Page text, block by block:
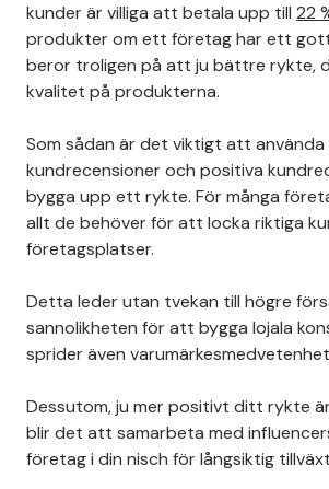
kunder är villiga att betala upp till 22
produkter om ett företag har ett
beror troligen på att ju bättre rykte,
kvalitet på produkterna.
Som sådan är det viktigt att använda
kundrecensioner och positiva
bygga upp ett rykte. För många
allt de behöver för att locka riktiga
företagsplatser.
Detta leder utan tvekan till högre
sannolikheten för att bygga lojala
sprider även
Dessutom, ju mer positivt ditt rykte
blir det att samarbeta med
företag i din nisch för långsiktig